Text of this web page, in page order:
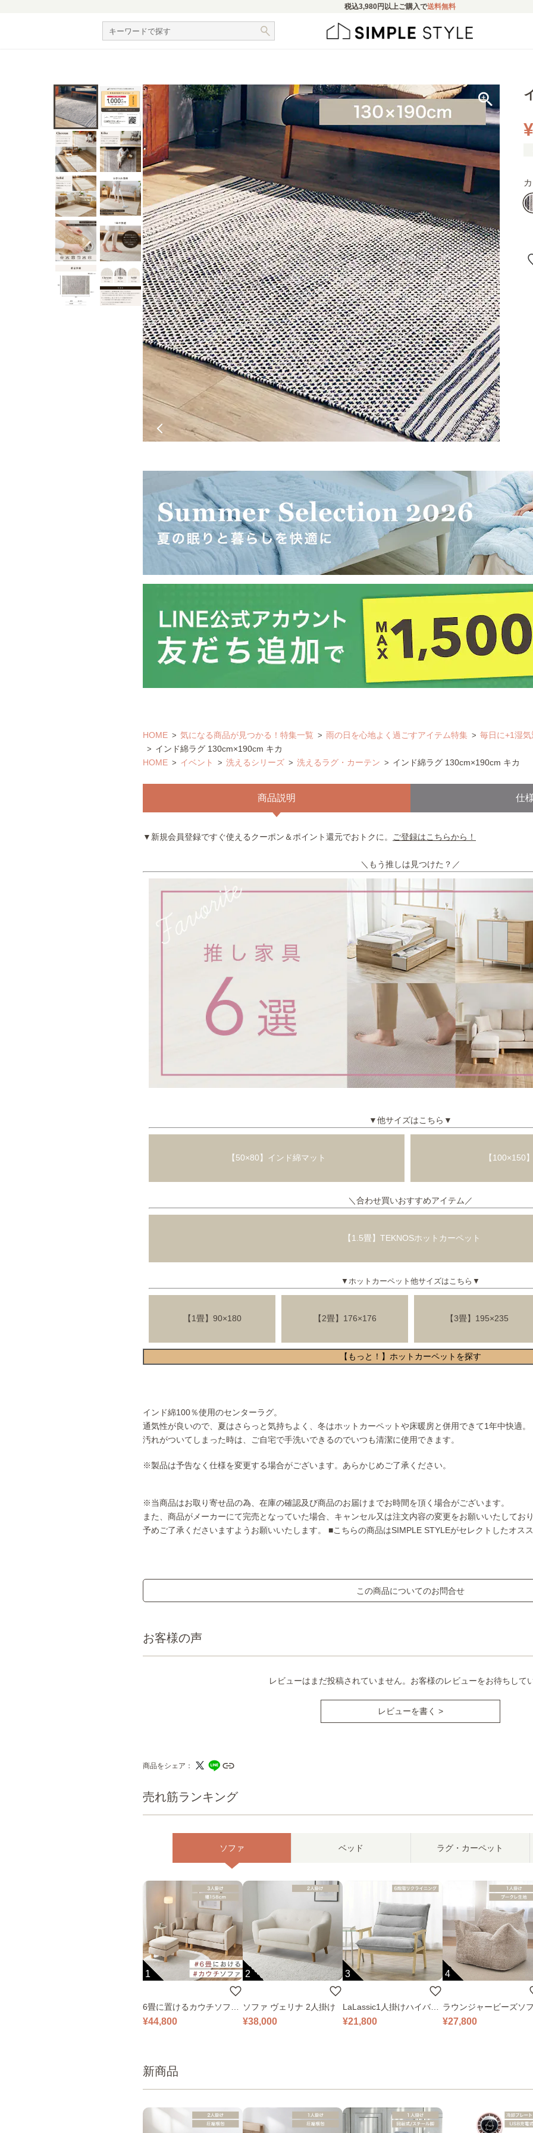
税込3,980円 以上ご購入で送料無料
売れ筋ランキング
ソファ ベッド ラグ・カーペット
1
6畳に置けるカウチソファ
｜ベージュ
¥44,800
2
ソファ ヴェリナ 2人掛け
¥38,000
3
LaLassic1人掛けハイバッ
クソファ ワイド
¥21,800
4
ラウンジャービーズソ
¥27,800
新商品
HOME 気になる商品が見つかる！特集一覧 雨の日を心地よく過ごすアイテム特集
毎日に+1湿気
インド綿ラグ 130cm×190cm キカ
HOME
イベント 洗えるシリーズ 洗えるラグ・カーテン インド綿ラグ 130cm×190cm キカ
商品説明 仕
▼新規会員登録ですぐ使えるクーポン＆ポイント還元でおトクに。 ご登録はこちらから！
＼もう推しは見つけた？／
▼他サイズはこちら▼
【50×80】インド綿マット 【100×150
＼合わせ買いおすすめアイテム／
【1.5畳】TEKNOSホットカーペット
▼ホットカーペット他サイズはこちら▼
【1畳】90×180 【2畳】176×176 【3畳】195×235
【もっと！】ホットカーペットを探す
インド綿100％使用のセンターラグ。
通気性が良いので、夏はさらっと気持ちよく、冬はホットカーペットや床暖房と併用できて1年中快適。
汚れがついてしまった時は、ご自宅で手洗いできるのでいつも清潔に使用できます。
※製品は予告なく仕様を変更する場合がございます。あらかじめご了承ください。
※当商品はお取り寄せ品の為、在庫の確認及び商品のお届けまでお時間を頂く場合がございます。
また、商品がメーカーにて完売となっていた場合、キャンセル又は注文内容の変更をお願いいたしており
予めご了承くださいますようお願いいたします。 ■こちらの商品はSIMPLE STYLEがセレクトしたオスス
この商品についてのお問合せ
お客様の声
レビューはまだ投稿されていません。お客様のレビューをお待ちして
レビューを書く >
商品をシェア